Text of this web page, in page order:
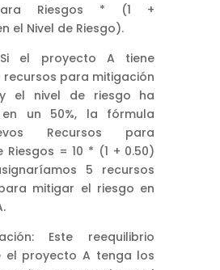
Riesgos * (1 +
el Nivel de Riesgo).
el proyecto A tiene
recursos para mitigación
el nivel de riesgo ha
en un 50%, la fórmula
Recursos para
Riesgos = 10 * (1 + 0.50)
5 recursos
mitigar el riesgo en
Este reequilibrio
el proyecto A tenga los